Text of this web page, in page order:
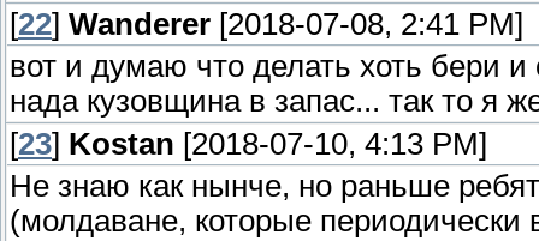
[22] Wanderer [2018-07-08, 2:41 PM]
вот и думаю что делать хоть бери
нада кузовщина в запас... так то я
[23] Kostan [2018-07-10, 4:13 PM]
Не знаю как нынче, но раньше
(молдаване, которые